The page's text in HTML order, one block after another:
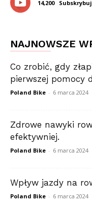
14,200
NAJNOWSZE
Co zrobić, gdy
pierwszej pomocy
Poland Bike - 6 marca 2024
Zdrowe nawyki
efektywniej.
Poland Bike - 6 marca 2024
Wpływ jazdy na
Poland Bike - 6 marca 2024